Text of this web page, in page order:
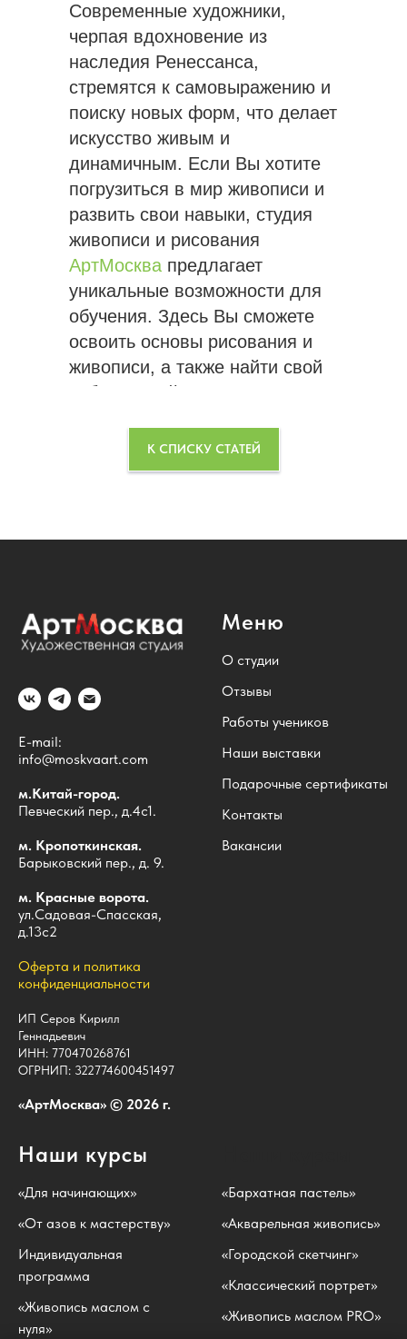
Современные художники,
черпая вдохновение из
наследия Ренессанса,
стремятся к самовыражению и
поиску новых форм, что делает
искусство живым и
динамичным. Если Вы хотите
погрузиться в мир живописи и
развить свои навыки, студия
живописи и рисования
АртМосква предлагает
уникальные возможности для
обучения. Здесь Вы сможете
освоить основы рисования и
живописи, а также найти свой
собственный стиль,
мастерами прошлого.
К СПИСКУ СТАТЕЙ
E-mail:
info@moskvaart.com
м.Китай-город.
Певческий пер., д.4с1.
м. Кропоткинская.
Барыковский пер., д. 9.
м. Красные ворота.
ул.Садовая-Спасская,
д.13с2
Оферта и политика
конфиденциальности
ИП Серов Кирилл
Геннадьевич
ИНН: 770470268761
ОГРНИП: 322774600451497
«АртМосква» © 2026 г.
Меню
О студии
Отзывы
Работы учеников
Наши выставки
Подарочные сертификаты
Контакты
Вакансии
Наши курсы
«Для начинающих»
«От азов к мастерству»
Индивидуальная
программа
«Живопись маслом с
нуля»
«Бархатная пастель»
«Акварельная живопись»
«Городской скетчинг»
«Классический портрет»
«Живопись маслом PRO»